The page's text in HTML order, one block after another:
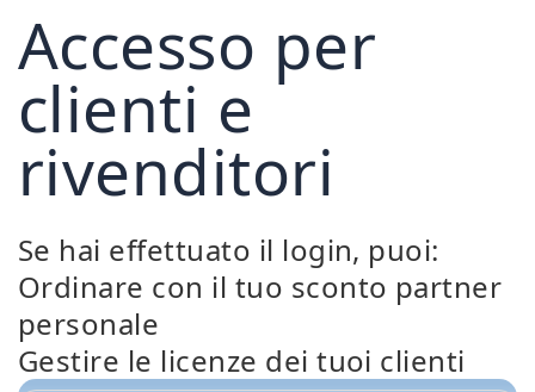
Accesso per
clienti e
rivenditori
Se hai effettuato il login, puoi:
Ordinare con il tuo sconto partner
personale
Gestire le licenze dei tuoi clienti